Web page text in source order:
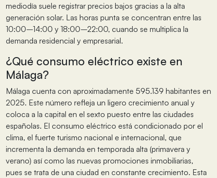
mediodía suele registrar precios bajos gracias a la alta
generación solar. Las horas punta se concentran entre las
10:00–14:00 y 18:00–22:00, cuando se multiplica la
demanda residencial y empresarial.
¿Qué consumo eléctrico existe en
Málaga?
Málaga cuenta con aproximadamente 595.139 habitantes en
2025. Este número refleja un ligero crecimiento anual y
coloca a la capital en el sexto puesto entre las ciudades
españolas. El consumo eléctrico está condicionado por el
clima, el fuerte turismo nacional e internacional, que
incrementa la demanda en temporada alta (primavera y
verano) así como las nuevas promociones inmobiliarias,
pues se trata de una ciudad en constante crecimiento. Esta